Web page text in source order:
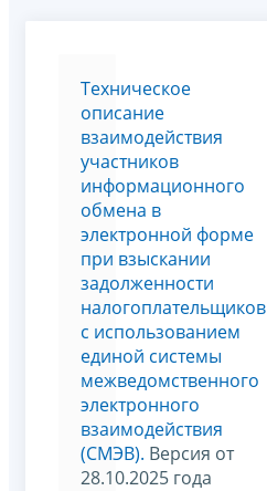
Техническое
описание
взаимодействия
участников
информационного
обмена в
электронной форме
при взыскании
задолженности
налогоплательщиков
с использованием
единой системы
межведомственного
электронного
взаимодействия
(СМЭВ). Версия от
28.10.2025 года